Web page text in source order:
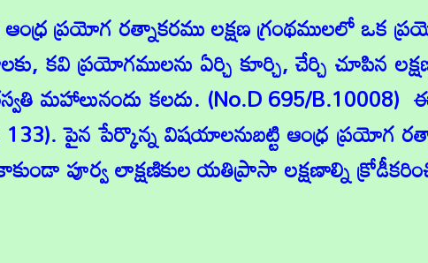
ఆంధ్ర ప్రయోగ రత్నాకరము లక్షణ గ్రంథములలో
కవి ప్రయోగములను ఏర్చి కూర్చి, చేర్చి చూపిన
మహాలునందు కలదు. (No.D 695/B.10008)
133). పైన పేర్కొన్న విషయాలనుబట్టి ఆంధ్ర ప్రయోగ
పూర్వ లాక్షణికుల యతిప్రాసా లక్షణాల్ని